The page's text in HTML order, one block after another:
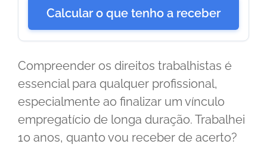
Calcular o que tenho a receber
Compreender os direitos trabalhistas é
essencial para qualquer profissional,
especialmente ao finalizar um vínculo
empregatício de longa duração. Trabalhei
10 anos, quanto vou receber de acerto?